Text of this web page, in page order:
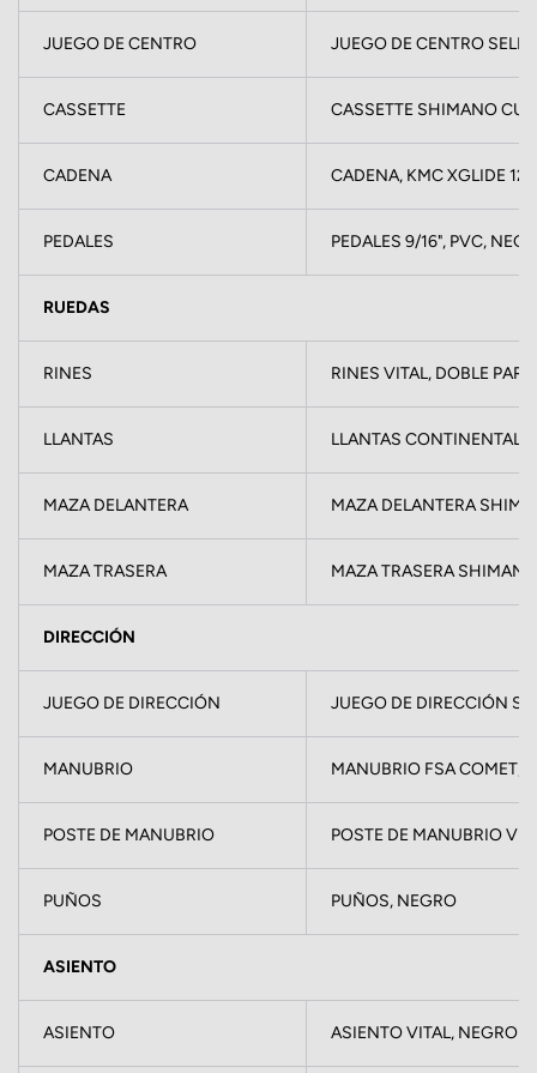
JUEGO DE CENTRO JUEGO DE CENTRO
CASSETTE CASSETTE SHIMANO
CADENA CADENA, KMC XGLIDE
PEDALES PEDALES 9/16", PVC,
RUEDAS
RINES RINES VITAL, DOBLE
LLANTAS LLANTAS CONTINENTAL,
MAZA DELANTERA MAZA DELANTERA
MAZA TRASERA MAZA TRASERA
DIRECCIÓN
JUEGO DE DIRECCIÓN JUEGO DE DIRECCIÓN
MANUBRIO MANUBRIO FSA COMET,
POSTE DE MANUBRIO POSTE DE MANUBRIO
PUÑOS PUÑOS, NEGRO
ASIENTO
ASIENTO ASIENTO VITAL, NEGRO